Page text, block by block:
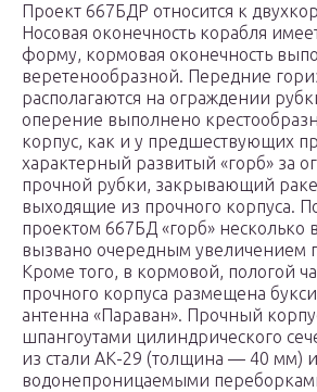
Проект 667БДР относится к
Носовая оконечность корабля
форму, кормовая оконечность
веретенообразной. Передние
располагаются на ограждении
оперение выполнено
корпус, как и у предшествующих
характерный развитый «горб» за
прочной рубки, закрывающий
выходящие из прочного корпуса.
проектом 667БД «горб» несколько
вызвано очередным увеличением
Кроме того, в кормовой, пологой
прочного корпуса размещена
антенна «Параван». Прочный
шпангоутами цилиндрического
из стали АК-29 (толщина — 40 мм) и
водонепроницаемыми